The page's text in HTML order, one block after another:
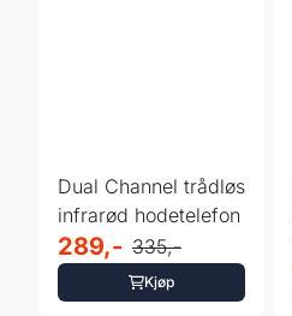
Dual Channel trådløs
infrarød hodetelefon
289,- 335,-
Kjøp